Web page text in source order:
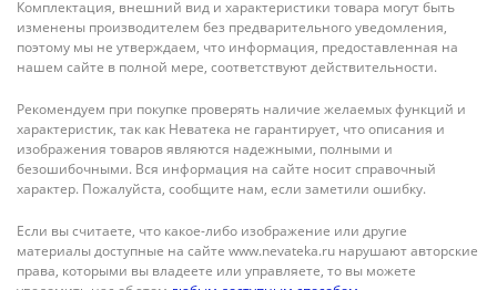
Комплектация, внешний вид и характеристики товара могут быть
изменены производителем без предварительного уведомления,
поэтому мы не утверждаем, что информация, предоставленная на
нашем сайте в полной мере, соответствуют действительности.
Рекомендуем при покупке проверять наличие желаемых функций и
характеристик, так как Неватека не гарантирует, что описания и
изображения товаров являются надежными, полными и
безошибочными. Вся информация на сайте носит справочный
характер. Пожалуйста, сообщите нам, если заметили ошибку.
Если вы считаете, что какое-либо изображение или другие
материалы доступные на сайте www.nevateka.ru нарушают авторские
права, которыми вы владеете или управляете, то вы можете